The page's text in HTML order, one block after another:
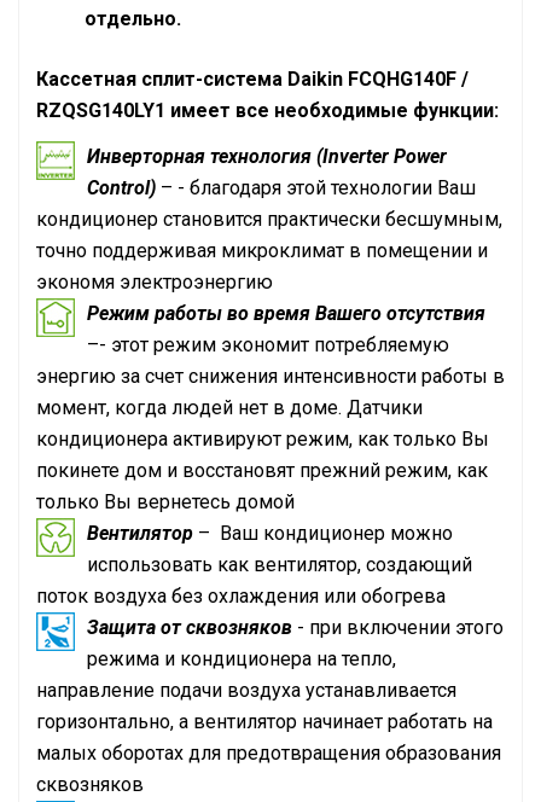
отдельно.
Кассетная сплит-система Daikin FCQHG140F /
RZQSG140LY1 имеет все необходимые функции:
Инверторная технология (Inverter Power
Control) – - благодаря этой технологии Ваш
кондиционер становится практически бесшумным,
точно поддерживая микроклимат в помещении и
экономя электроэнергию
Режим работы во время Вашего отсутствия
–- этот режим экономит потребляемую
энергию за счет снижения интенсивности работы в
момент, когда людей нет в доме. Датчики
кондиционера активируют режим, как только Вы
покинете дом и восстановят прежний режим, как
только Вы вернетесь домой
Вентилятор – Ваш кондиционер можно
использовать как вентилятор, создающий
поток воздуха без охлаждения или обогрева
Защита от сквозняков - при включении этого
режима и кондиционера на тепло,
направление подачи воздуха устанавливается
горизонтально, а вентилятор начинает работать на
малых оборотах для предотвращения образования
сквозняков